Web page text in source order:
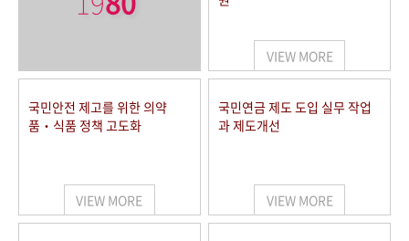
VIEW MORE
국민안전 제고를 위한 의약
품‧식품 정책 고도화
VIEW MORE
국민연금 제도 도입 실무 작업
과 제도개선
VIEW MORE